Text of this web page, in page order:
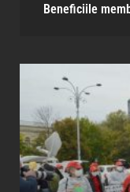
Beneficiile